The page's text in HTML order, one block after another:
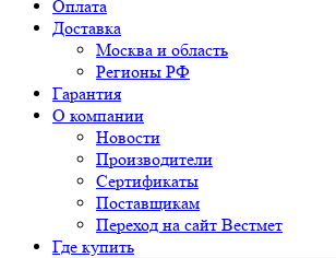
Оплата
Доставка
Москва и область
Регионы РФ
Гарантия
О компании
Новости
Производители
Сертификаты
Поставщикам
Переход на сайт Вестмет
Где купить